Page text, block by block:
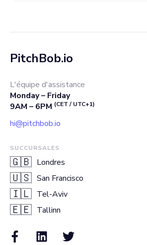
PitchBob.io
L'équipe d'assistance
Monday – Friday
9AM – 6PM (CET / UTC+1)
hi@pitchbob.io
SUCCURSALES
🇬🇧 Londres
🇺🇸 San Francisco
🇮🇱 Tel-Aviv
🇪🇪 Tallinn